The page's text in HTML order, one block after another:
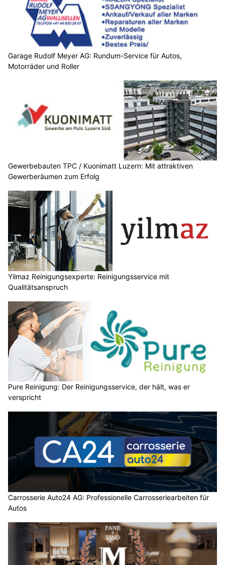
Garage Rudolf Meyer AG: Rundum-Service für Autos,
Motorräder und Roller
Gewerbebauten TPC / Kuonimatt Luzern: Mit attraktiven
Gewerberäumen zum Erfolg
Yilmaz Reinigungsexperte: Reinigungsservice mit
Qualitätsanspruch
Pure Reinigung: Der Reinigungsservice, der hält, was er
verspricht
Carrosserie Auto24 AG: Professionelle Carrosseriearbeiten für
Autos